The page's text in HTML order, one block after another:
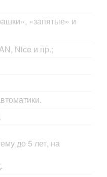
«запятые» и
Nice и пр.;
до 5 лет, на